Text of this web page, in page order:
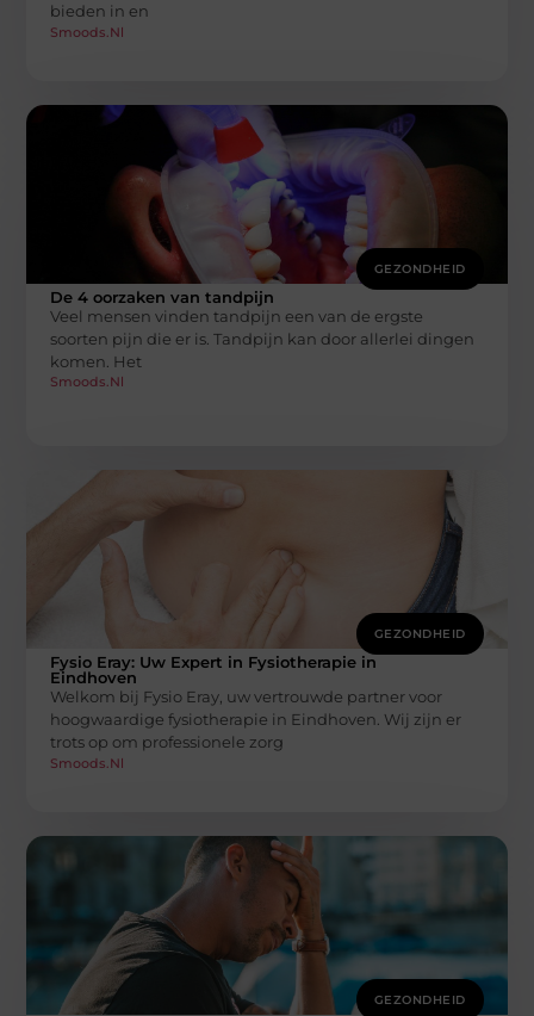
bieden in en
Smoods.nl
GEZONDHEID
De 4 oorzaken van tandpijn
Veel mensen vinden tandpijn een van de ergste
soorten pijn die er is. Tandpijn kan door allerlei dingen
komen. Het
Smoods.nl
GEZONDHEID
Fysio Eray: Uw Expert in Fysiotherapie in
Eindhoven
Welkom bij Fysio Eray, uw vertrouwde partner voor
hoogwaardige fysiotherapie in Eindhoven. Wij zijn er
trots op om professionele zorg
Smoods.nl
GEZONDHEID